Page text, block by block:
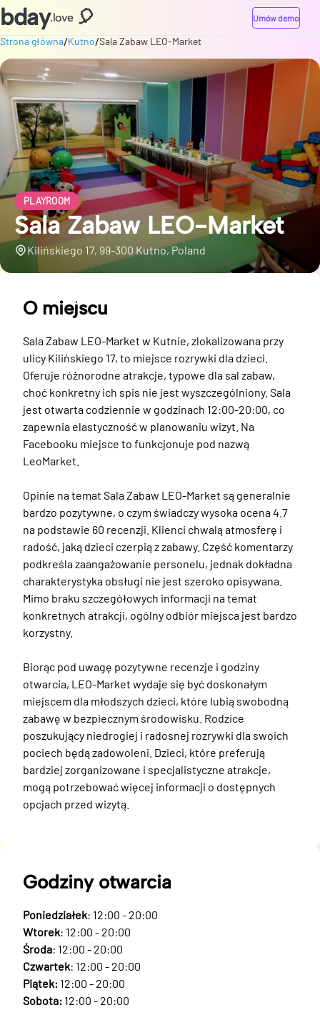
bday.love 🎈 Umów demo
Strona główna/Kutno/Sala Zabaw LEO-Market
PLAYROOM
Sala Zabaw LEO-Market
Kilińskiego 17, 99-300 Kutno, Poland
O miejscu
Sala Zabaw LEO-Market w Kutnie, zlokalizowana przy
ulicy Kilińskiego 17, to miejsce rozrywki dla dzieci.
Oferuje różnorodne atrakcje, typowe dla sal zabaw,
choć konkretny ich spis nie jest wyszczególniony. Sala
jest otwarta codziennie w godzinach 12:00-20:00, co
zapewnia elastyczność w planowaniu wizyt. Na
Facebooku miejsce to funkcjonuje pod nazwą
LeoMarket.
Opinie na temat Sala Zabaw LEO-Market są generalnie
bardzo pozytywne, o czym świadczy wysoka ocena 4.7
na podstawie 60 recenzji. Klienci chwalą atmosferę i
radość, jaką dzieci czerpią z zabawy. Część komentarzy
podkreśla zaangażowanie personelu, jednak dokładna
charakterystyka obsługi nie jest szeroko opisywana.
Mimo braku szczegółowych informacji na temat
konkretnych atrakcji, ogólny odbiór miejsca jest bardzo
korzystny.
Biorąc pod uwagę pozytywne recenzje i godziny
otwarcia, LEO-Market wydaje się być doskonałym
miejscem dla młodszych dzieci, które lubią swobodną
zabawę w bezpiecznym środowisku. Rodzice
poszukujący niedrogiej i radosnej rozrywki dla swoich
pociech będą zadowoleni. Dzieci, które preferują
bardziej zorganizowane i specjalistyczne atrakcje,
mogą potrzebować więcej informacji o dostępnych
opcjach przed wizytą.
Godziny otwarcia
Poniedziałek: 12:00 - 20:00
Wtorek: 12:00 - 20:00
Środa: 12:00 - 20:00
Czwartek: 12:00 - 20:00
Piątek: 12:00 - 20:00
Sobota: 12:00 - 20:00